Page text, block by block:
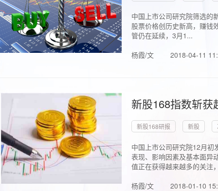
中国上市公司研究院筛选的
股票价格创历史新高，赚钱
管仍在延续，3月1...
杨霞/文
2018-04-11
新股168指数斩
新股168研报 新股
中国上市公司研究院12月初
表现、影响因素及基本面异
值正在获得越来越多的关注
杨霞/文
2018-01-10